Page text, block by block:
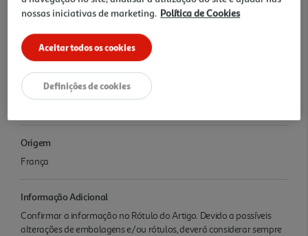
Denominação
NIVEA Cellular Expert Filler Sérum Iluminador Vitamina C 30ml
Nome e Morada
Beiersdorf Portuguesa, Lda, Quinta da Fonte, Edifício D. Sancho I
Origem
França
Informação Adicional
Confirmar a informação no Rótulo do Artigo. Devido a possíveis
alterações de embalagens e/ou rótulos, deverá considerar sempre
nossas iniciativas de marketing. Política de Cookies
Aceitar todos os cookies
Definições de cookies